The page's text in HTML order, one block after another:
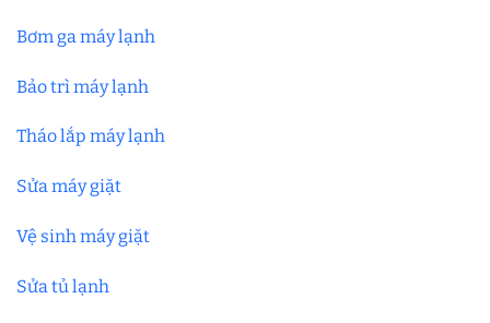
Bơm ga máy lạnh
Bảo trì máy lạnh
Tháo lắp máy lạnh
Sửa máy giặt
Vệ sinh máy giặt
Sửa tủ lạnh